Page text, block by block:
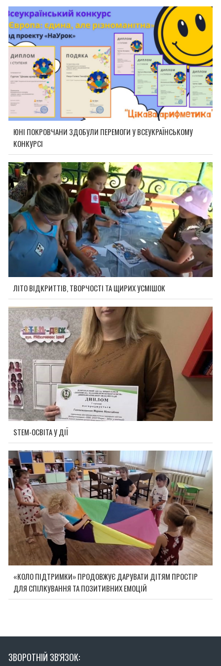
ЮНІ ПОКРОВЧАНИ ЗДОБУЛИ ПЕРЕМОГИ У ВСЕУКРАЇНСЬКОМУ
КОНКУРСІ
ЛІТО ВІДКРИТТІВ, ТВОРЧОСТІ ТА ЩИРИХ УСМІШОК
STEM-ОСВІТА У ДІЇ
«КОЛО ПІДТРИМКИ» ПРОДОВЖУЄ ДАРУВАТИ ДІТЯМ ПРОСТІР
ДЛЯ СПІЛКУВАННЯ ТА ПОЗИТИВНИХ ЕМОЦІЙ
ЗВОРОТНІЙ ЗВ'ЯЗОК: